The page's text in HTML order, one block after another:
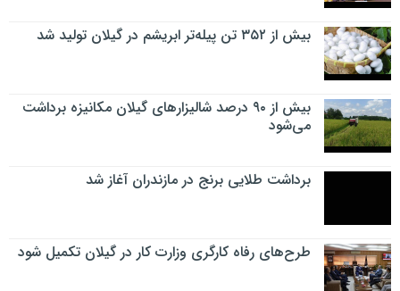
بیش از ۳۵۲ تن پیله‌تر ابریشم در گیلان تولید شد
بیش از ۹۰ درصد شالیزارهای گیلان مکانیزه برداشت
می‌شود
برداشت طلایی برنج در مازندران آغاز شد
طرح‌های رفاه کارگری وزارت کار در گیلان تکمیل شود